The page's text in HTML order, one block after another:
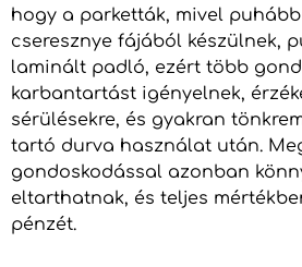
hogy a parketták, mivel
cseresznye fájából készülnek,
laminált padló, ezért több
karbantartást igényelnek,
sérülésekre, és gyakran
tartó durva használat után.
gondoskodással azonban
eltarthatnak, és teljes
pénzét.